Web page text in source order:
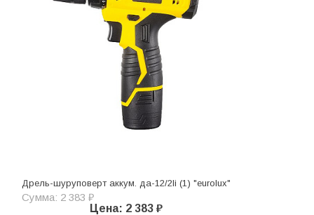
Дрель-шуруповерт аккум. да-12/2li (1) "eurolux"
Сумма: 2 383 ₽
Цена: 2 383 ₽